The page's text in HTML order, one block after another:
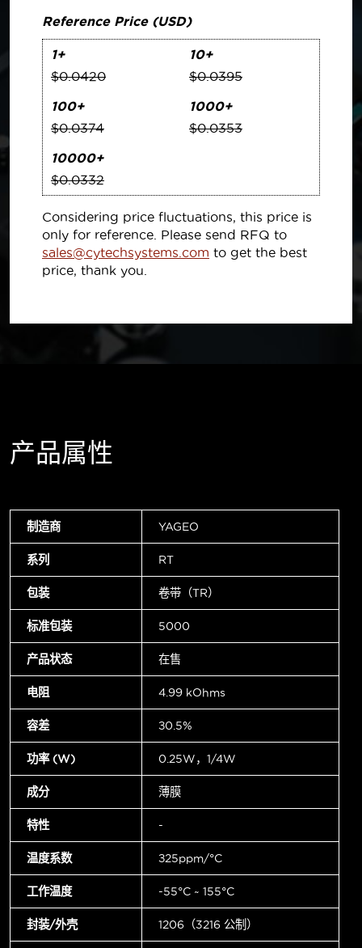
Reference Price (USD)
1+
$0.0420
10+
$0.0395
100+
$0.0374
1000+
$0.0353
10000+
$0.0332
Considering price fluctuations, this price is
only for reference. Please send RFQ to
sales@cytechsystems.com to get the best
price, thank you.
产品属性
制造商 YAGEO
系列 RT
包装 卷带（TR）
标准包装 5000
产品状态 在售
电阻 4.99 kOhms
容差 ±0.5%
功率 (W) 0.25W，1/4W
成分 薄膜
特性 -
温度系数 ±25ppm/°C
工作温度 -55°C ~ 155°C
封装/外壳 1206（3216 公制）